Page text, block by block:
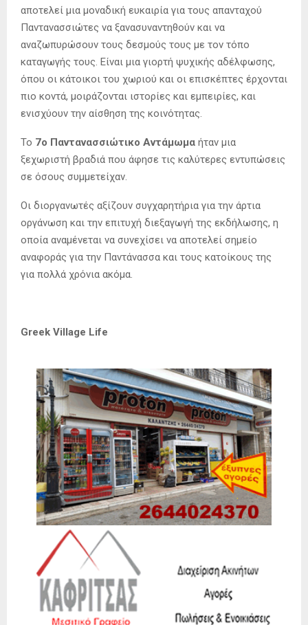
αποτελεί μια μοναδική ευκαιρία για τους απανταχού
Παντανασσιώτες να ξανασυναντηθούν και να
αναζωπυρώσουν τους δεσμούς τους με τον τόπο
καταγωγής τους. Είναι μια γιορτή ψυχικής αδέλφωσης,
όπου οι κάτοικοι του χωριού και οι επισκέπτες έρχονται
πιο κοντά, μοιράζονται ιστορίες και εμπειρίες, και
ενισχύουν την αίσθηση της κοινότητας.
Το 7ο Παντανασσιώτικο Αντάμωμα ήταν μια
ξεχωριστή βραδιά που άφησε τις καλύτερες εντυπώσεις
σε όσους συμμετείχαν.
Οι διοργανωτές αξίζουν συγχαρητήρια για την άρτια
οργάνωση και την επιτυχή διεξαγωγή της εκδήλωσης, η
οποία αναμένεται να συνεχίσει να αποτελεί σημείο
αναφοράς για την Παντάνασσα και τους κατοίκους της
για πολλά χρόνια ακόμα.
Greek Village Life